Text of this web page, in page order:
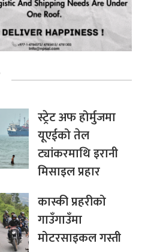
स्ट्रेट अफ होर्मुजमा
यूएईको तेल
ट्यांकरमाथि इरानी
मिसाइल प्रहार
कास्की प्रहरीको
गाउँगाउँमा
मोटरसाइकल गस्ती